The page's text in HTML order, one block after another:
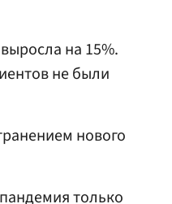
на 15%.
не были
нового
только